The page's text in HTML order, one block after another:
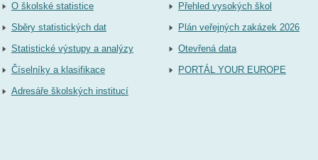
O školské statistice
Sběry statistických dat
Statistické výstupy a analýzy
Číselníky a klasifikace
Adresáře školských institucí
Přehled vysokých škol
Plán veřejných zakázek 2026
Otevřená data
PORTÁL YOUR EUROPE